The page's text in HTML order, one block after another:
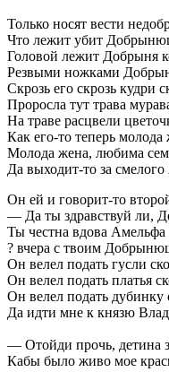
Только носят вести
Что лежит убит
Головой лежит Добрыня
Резвыми ножками
Скрозь его скрозь кудри
Проросла тут трава
На траве расцвели
Как его-то теперь молода
Молода жена, любима
Да выходит-то за
Он ей и говорит-то
— Да ты здравствуй ли,
Ты честна вдова
? вчера с твоим
Он велел подать гусли
Он велел подать платья
Он велел подать
Да идти мне к князю
— Отойди прочь, детина
Кабы было живо мое